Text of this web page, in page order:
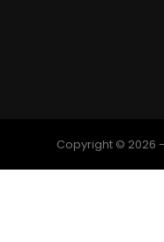
Copyright © 2026